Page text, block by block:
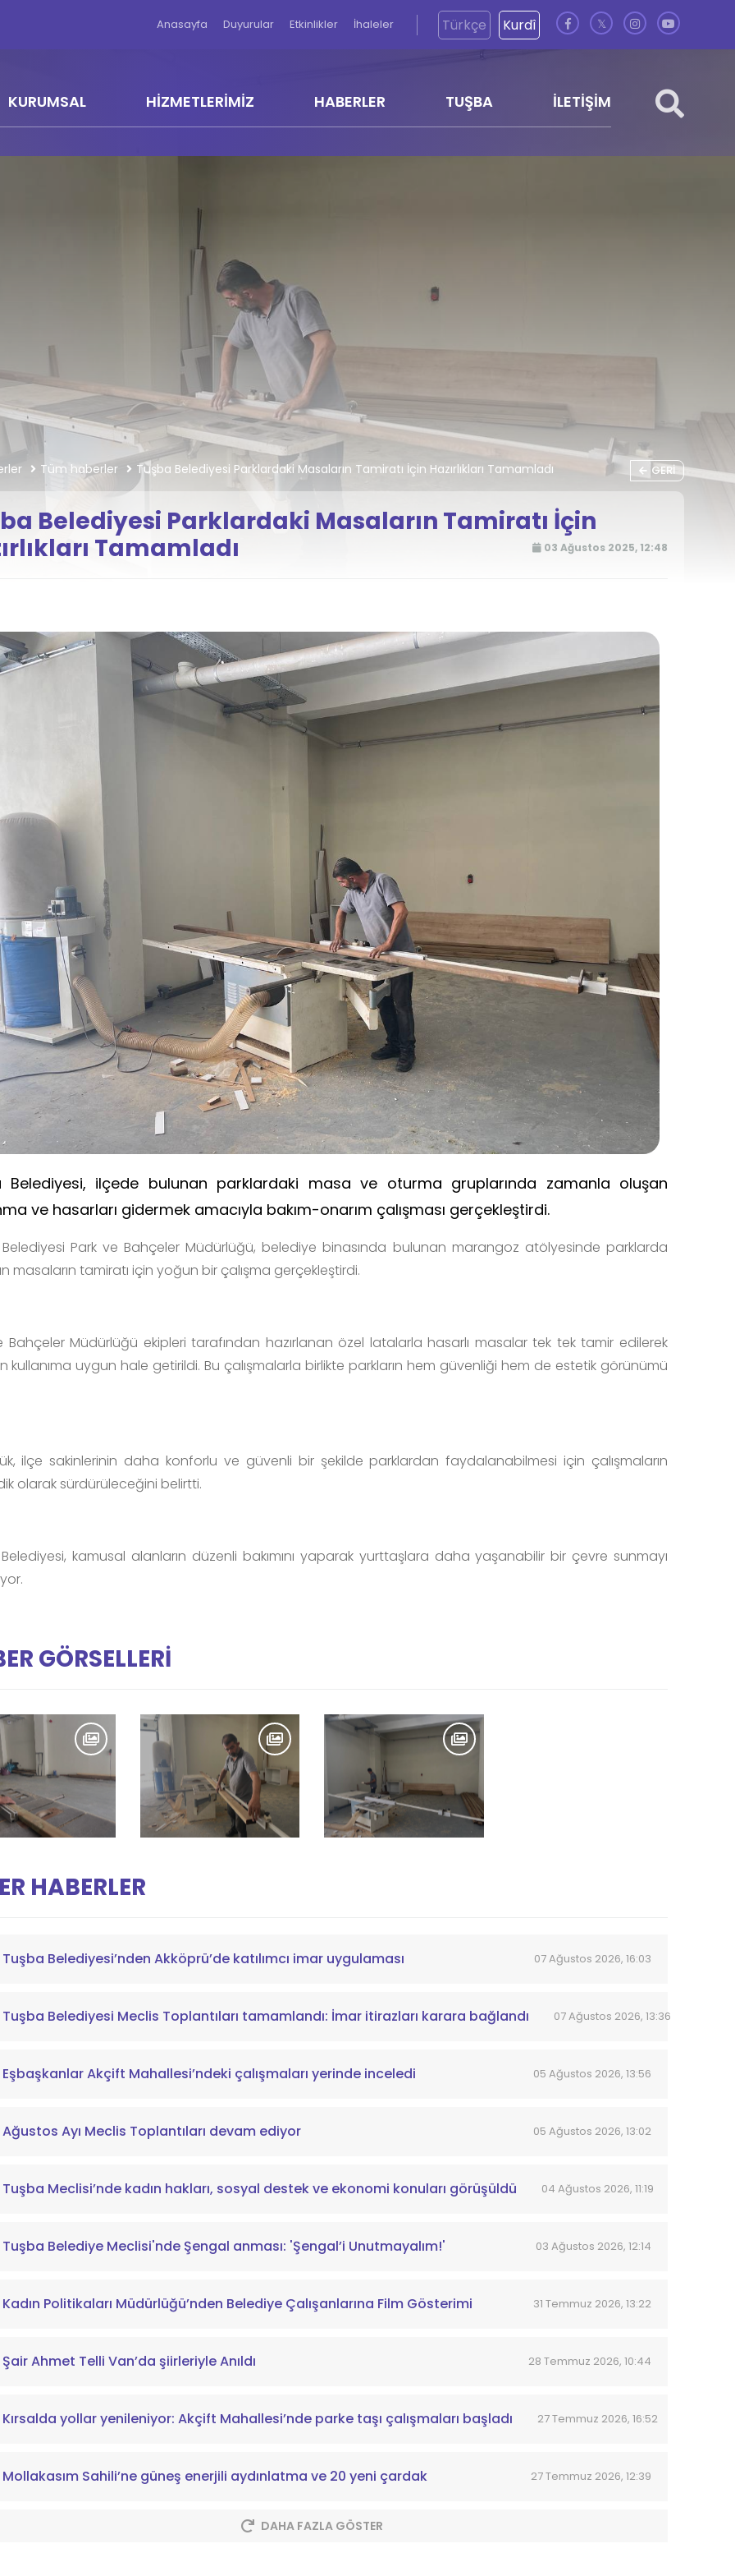
Anasayfa Duyurular Etkinlikler İhaleler Türkçe Kurdî 𝕏
KURUMSAL HİZMETLERİMİZ HABERLER TUŞBA İLETİŞİM
Tüm haberler Tuşba Belediyesi Parklardaki Masaların Tamiratı İçin Hazırlıkları Tamamladı GERI
Belediyesi Parklardaki Masaların Tamiratı İçin
Tamamladı
03 Ağustos 2025, 12:48
Belediyesi, ilçede bulunan parklardaki masa ve oturma gruplarında zamanla oluşan
ve hasarları gidermek amacıyla bakım-onarım çalışması gerçekleştirdi.
Park ve Bahçeler Müdürlüğü, belediye binasında bulunan marangoz atölyesinde parklarda
masaların tamiratı için yoğun bir çalışma gerçekleştirdi.
Bahçeler Müdürlüğü ekipleri tarafından hazırlanan özel latalarla hasarlı masalar tek tek tamir edilerek
kullanıma uygun hale getirildi. Bu çalışmalarla birlikte parkların hem güvenliği hem de estetik görünümü
ilçe sakinlerinin daha konforlu ve güvenli bir şekilde parklardan faydalanabilmesi için çalışmaların
olarak sürdürüleceğini belirtti.
kamusal alanların düzenli bakımını yaparak yurttaşlara daha yaşanabilir bir çevre sunmayı
GÖRSELLERİ
HABERLER
Tuşba Belediyesi’nden Akköprü’de katılımcı imar uygulaması 07 Ağustos 2026, 16:03
Tuşba Belediyesi Meclis Toplantıları tamamlandı: İmar itirazları karara bağlandı 07 Ağustos 2026, 13:36
Eşbaşkanlar Akçift Mahallesi’ndeki çalışmaları yerinde inceledi 05 Ağustos 2026, 13:56
Ağustos Ayı Meclis Toplantıları devam ediyor 05 Ağustos 2026, 13:02
Tuşba Meclisi’nde kadın hakları, sosyal destek ve ekonomi konuları görüşüldü 04 Ağustos 2026, 11:19
Tuşba Belediye Meclisi'nde Şengal anması: 'Şengal’i Unutmayalım!' 03 Ağustos 2026, 12:14
Kadın Politikaları Müdürlüğü’nden Belediye Çalışanlarına Film Gösterimi 31 Temmuz 2026, 13:22
Şair Ahmet Telli Van’da şiirleriyle Anıldı 28 Temmuz 2026, 10:44
Kırsalda yollar yenileniyor: Akçift Mahallesi’nde parke taşı çalışmaları başladı 27 Temmuz 2026, 16:52
Mollakasım Sahili’ne güneş enerjili aydınlatma ve 20 yeni çardak 27 Temmuz 2026, 12:39
DAHA FAZLA GÖSTER